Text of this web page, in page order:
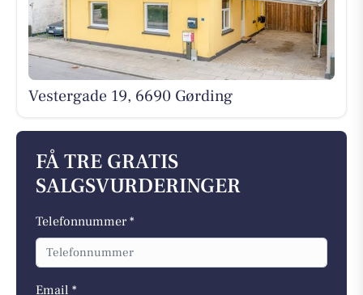
Vestergade 19, 6690 Gørding
FÅ TRE GRATIS
SALGSVURDERINGER
Telefonnummer *
Email *